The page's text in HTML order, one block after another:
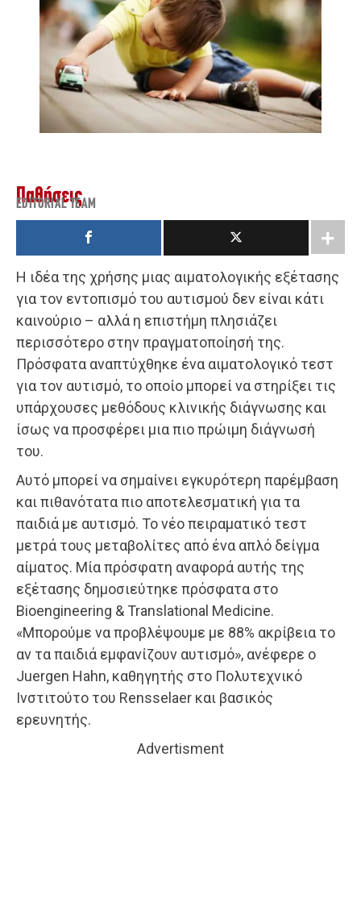
Παθήσεις
EDITORIAL TEAM
Η ιδέα της χρήσης μιας αιματολογικής εξέτασης
για τον εντοπισμό του αυτισμού δεν είναι κάτι
καινούριο – αλλά η επιστήμη πλησιάζει
περισσότερο στην πραγματοποίησή της.
Πρόσφατα αναπτύχθηκε ένα αιματολογικό τεστ
για τον αυτισμό, το οποίο μπορεί να στηρίξει τις
υπάρχουσες μεθόδους κλινικής διάγνωσης και
ίσως να προσφέρει μια πιο πρώιμη διάγνωσή
του.
Αυτό μπορεί να σημαίνει εγκυρότερη παρέμβαση
και πιθανότατα πιο αποτελεσματική για τα
παιδιά με αυτισμό. Το νέο πειραματικό τεστ
μετρά τους μεταβολίτες από ένα απλό δείγμα
αίματος. Μία πρόσφατη αναφορά αυτής της
εξέτασης δημοσιεύτηκε πρόσφατα στο
Bioengineering & Translational Medicine.
«Μπορούμε να προβλέψουμε με 88% ακρίβεια το
αν τα παιδιά εμφανίζουν αυτισμό», ανέφερε ο
Juergen Hahn, καθηγητής στο Πολυτεχνικό
Ινστιτούτο του Rensselaer και βασικός
ερευνητής.
Advertisment